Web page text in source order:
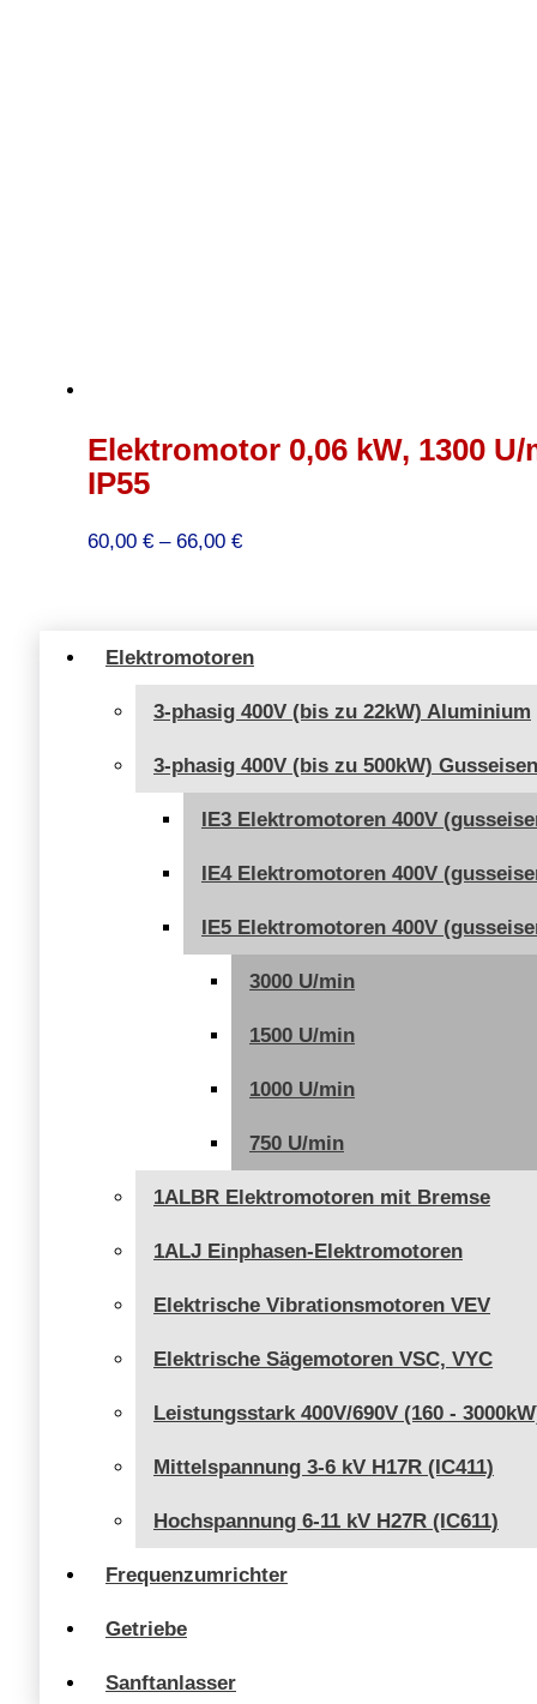
Elektromotoren
3-phasig 400V (bis zu 22kW) Aluminium
3-phasig 400V (bis zu 500kW) Gusseisen
IE3 Elektromotoren 400V
IE4 Elektromotoren 400V
IE5 Elektromotoren 400V
3000 U/min
1500 U/min
1000 U/min
750 U/min
1ALBR Elektromotoren mit Bremse
1ALJ Einphasen-Elektromotoren
Elektrische Vibrationsmotoren VEV
Elektrische Sägemotoren VSC, VYC
Leistungsstark 400V/690V (160 -
Mittelspannung 3-6 kV H17R (IC411)
Hochspannung 6-11 kV H27R (IC611)
Frequenzumrichter
Getriebe
Sanftanlasser
Elektromotor 0,06 kW, 1300 U/
IP55
60,00 € – 66,00 €Preisspanne: